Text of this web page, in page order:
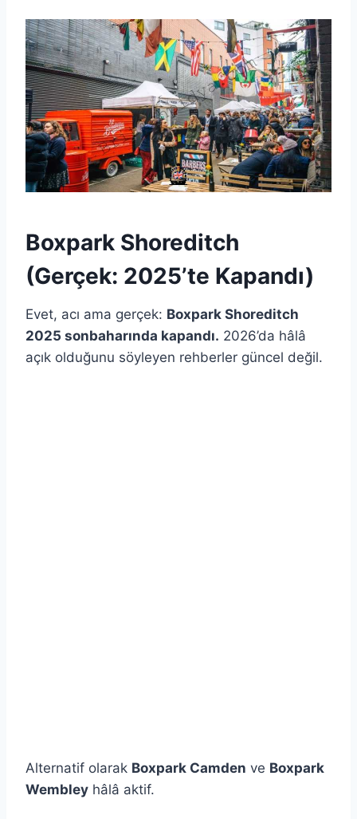
Boxpark Shoreditch
(Gerçek: 2025’te Kapandı)
Evet, acı ama gerçek: Boxpark Shoreditch
2025 sonbaharında kapandı. 2026’da hâlâ
açık olduğunu söyleyen rehberler güncel değil.
Alternatif olarak Boxpark Camden ve Boxpark
Wembley hâlâ aktif.